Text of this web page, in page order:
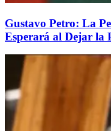
Gustavo Petro: La
Esperará al Dejar la